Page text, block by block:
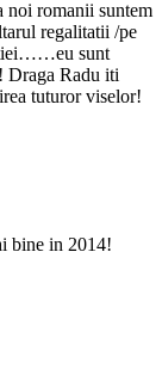
romanii suntem
regalitatii /pe
sunt
Draga Radu iti
tuturor viselor!
bine in 2014!